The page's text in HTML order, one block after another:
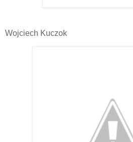
Wojciech Kuczok